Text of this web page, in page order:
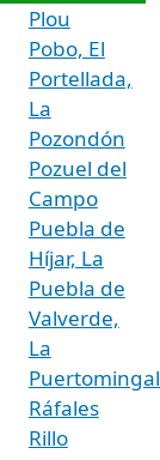
Plou
Pobo, El
Portellada,
La
Pozondón
Pozuel del
Campo
Puebla de
Híjar, La
Puebla de
Valverde,
La
Ráfales
Rillo